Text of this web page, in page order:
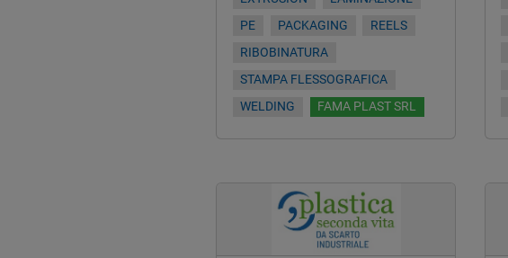
PE
PACKAGING
REELS
RIBOBINATURA
STAMPA FLESSOGRAFICA
WELDING
FAMA PLAST SRL